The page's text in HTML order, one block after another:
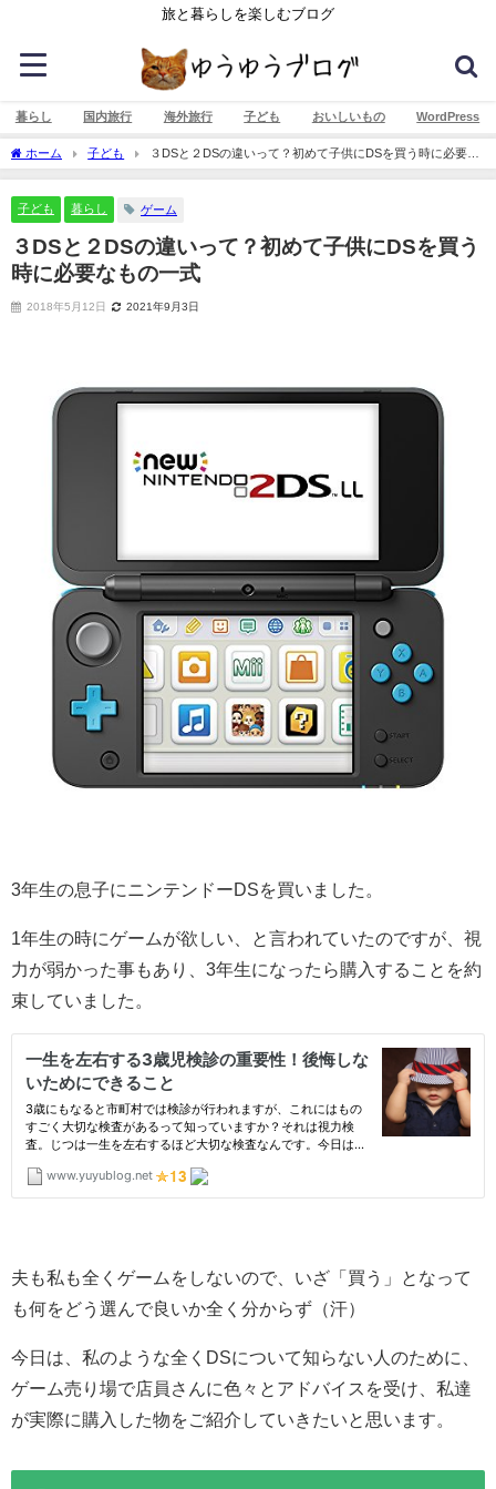
旅と暮らしを楽しむブログ
暮らし 国内旅行 海外旅行 子ども おいしいもの WordPress
ホーム 子ども
３DSと２DSの違いって？初めて子供にDSを買う時に必要な
もの一式
子ども 暮らし ゲーム
３DSと２DSの違いって？初めて子供にDSを買う
時に必要なもの一式
2018年5月12日 2021年9月3日
3年生の息子にニンテンドーDSを買いました。
1年生の時にゲームが欲しい、と言われていたのですが、視
力が弱かった事もあり、3年生になったら購入することを約
束していました。
夫も私も全くゲームをしないので、いざ「買う」となって
も何をどう選んで良いか全く分からず（汗）
今日は、私のような全くDSについて知らない人のために、
ゲーム売り場で店員さんに色々とアドバイスを受け、私達
が実際に購入した物をご紹介していきたいと思います。